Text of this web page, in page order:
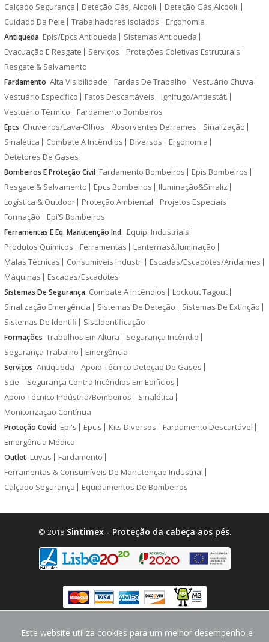
Este website utiliza cookies para um melhor desempenho e
Calçado Segurança
Deteção Gás, Alcoolí.
Deteção Gás,Alcooli.
Cuidado Da Pele
Trabalhadores Isolados Ergonomia
Antiqueda Epis/Epcs Antiqueda
Sistemas Antiqueda
Evacuação E Resgate
Serviços
Proteções Coletivas Estruturais
Resgate & Salvamento
Fardamento Alta Visibilidade Fardas De Trabalho
Vestuário Chuva
Vestuário Específico
Fatos Descartáveis
Ignífugo/Antiestát.
Vestuário Térmico
Fardamento Bombeiros
Epcs Chuveiros/Lava-Olhos Absorventes Derrames
Sinalização
Sinalética
Combate A Incêndios Diversos
Ergonomia
Detetores De Gases
Bombeiros E Proteção Civil Fardamento Bombeiros
Epis Bombeiros
Resgate & Salvamento
Epcs Bombeiros
Iluminação&Sinaliz
Logística & Outdoor
Proteção Ambiental
Projetos Especiais
Formação
Epi’S Bombeiros
Ferramentas E Eq. Manutenção Ind. Equip. Industriais
Produtos Químicos
Ferramentas
Lanternas&Iluminação
Malas Técnicas
Consumíveis Industr.
Escadas/Escadotes/Andaimes
Máquinas
Escadas/Escadotes
Sistemas De Segurança Combate A Incêndios
Lockout Tagout
Sinalização Emergência
Sistemas De Deteção
Sistemas De Extinção
Sistemas De Identifi
Sist.Identificação
Formações Trabalhos Em Altura
Segurança Incêndio
Segurança Trabalho
Emergência
Serviços Antiqueda
Apoio Técnico Deteção De Gases
Scie – Segurança Contra Incêndios Em Edifícios
Apoio Técnico Indústria/Bombeiros
Sinalética
Monitorização Contínua
Proteção Covid Epi's Epc's Kits Diversos
Fardamento Descartável
Emergência Médica
Outlet Luvas
Fardamento
Ferramentas & Consumíveis De Manutenção Industrial
Calçado Segurança
Equipamentos De Bombeiros
© 2018Sintimex - Proteção da cabeça aos pés.
design byCodeMind.PT